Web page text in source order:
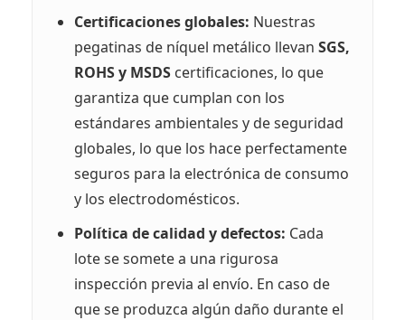
Certificaciones globales: Nuestras
pegatinas de níquel metálico llevan SGS,
ROHS y MSDScertificaciones, lo que
garantiza que cumplan con los
estándares ambientales y de seguridad
globales, lo que los hace perfectamente
seguros para la electrónica de consumo
y los electrodomésticos.
Política de calidad y defectos: Cada
lote se somete a una rigurosa
inspección previa al envío. En caso de
que se produzca algún daño durante el